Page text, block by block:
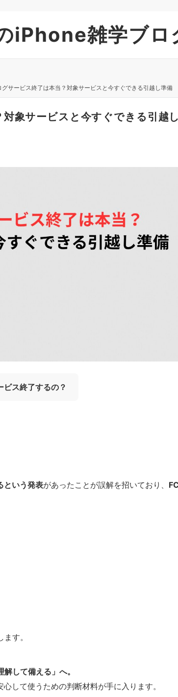
iPhone雑学ブロ
グサービス終了は本当？対象サービスと今すぐできる引越し準備
象サービスと今すぐできる引越
ビス終了するの？
という発表があったことが誤解を招いており、
ます。
して備える」へ。
して使うための判断材料が手に入ります。